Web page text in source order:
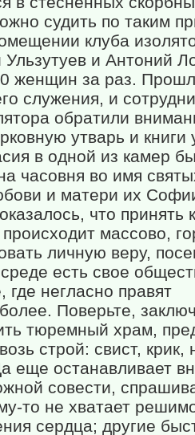
судить по таким
клуба
и Антоний
женщин за раз.
служения, и
обратили
утварь и книги
в одной из камер
часовня во имя
и матери их
что принять
массово,
личную веру,
есть свое
негласно правят
Поверьте,
тюремный храм,
строй: свист,
еще останавливает
совести,
то не хватает
сердца; другие